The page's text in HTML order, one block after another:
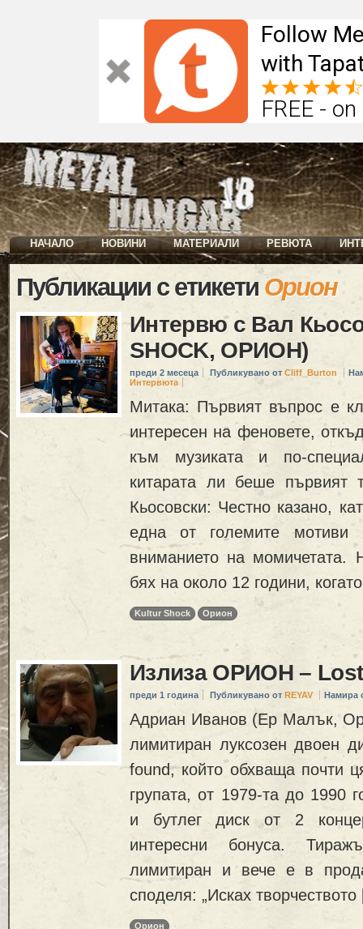
Follow
with
FREE -
НАЧАЛО НОВИНИ МАТЕРИАЛИ РЕВЮТА
Публикации с етикети Орион
Интервю с Вал
SHOCK, ОРИОН)
преди 2 месеца Публикувано от Cliff_Burton
Интервюта
Митака: Първият въпрос е
интересен на феновете,
към музиката и по-
китарата ли беше първият
Кьосовски: Честно казано,
една от големите мотиви
вниманието на момичетата.
бях на около 12 години,
Kultur Shock Орион
Излиза ОРИОН –
преди 1 година Публикувано от REYAV Намира
Адриан Иванов (Ер Малък,
лимитиран луксозен двоен
found, който обхваща почти
групата, от 1979-та до 1990
и бутлег диск от 2
интересни бонуса.
лимитиран и вече е в
споделя: „Исках
Орион